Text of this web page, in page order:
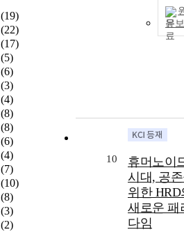
(19)
(22)
(17)
(5)
(6)
(3)
(4)
(8)
(8)
(6)
(4)
(7)
(10)
(8)
(3)
(2)
문
10
휴머노이
시대, 공
위한 HRD
새로운 패
다임